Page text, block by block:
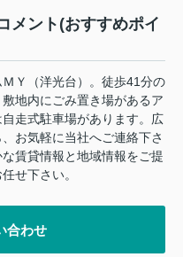
メント(おすすめポイ
Ｙ（洋光台）。徒歩41分の
地内にごみ置き場があるア
走式駐車場があります。広
お気軽に当社へご連絡下さ
賃貸情報と地域情報をご提
せ下さい。
合わせ